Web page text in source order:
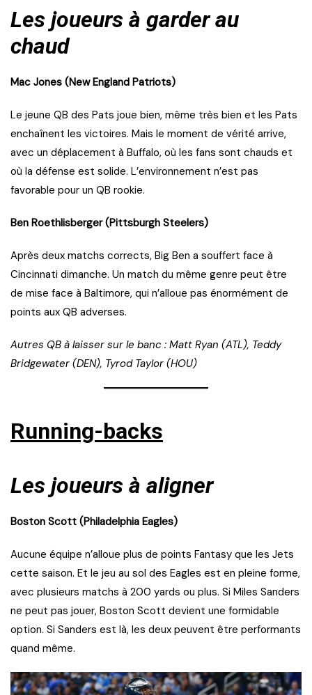
Les joueurs à garder au
chaud
Mac Jones (New England Patriots)
Le jeune QB des Pats joue bien, même très bien et les Pats
enchaînent les victoires. Mais le moment de vérité arrive,
avec un déplacement à Buffalo, où les fans sont chauds et
où la défense est solide. L’environnement n’est pas
favorable pour un QB rookie.
Ben Roethlisberger (Pittsburgh Steelers)
Après deux matchs corrects, Big Ben a souffert face à
Cincinnati dimanche. Un match du même genre peut être
de mise face à Baltimore, qui n’alloue pas énormément de
points aux QB adverses.
Autres QB à laisser sur le banc : Matt Ryan (ATL), Teddy
Bridgewater (DEN), Tyrod Taylor (HOU)
Running-backs
Les joueurs à aligner
Boston Scott (Philadelphia Eagles)
Aucune équipe n’alloue plus de points Fantasy que les Jets
cette saison. Et le jeu au sol des Eagles est en pleine forme,
avec plusieurs matchs à 200 yards ou plus. Si Miles Sanders
ne peut pas jouer, Boston Scott devient une formidable
option. Si Sanders est là, les deux peuvent être performants
quand même.